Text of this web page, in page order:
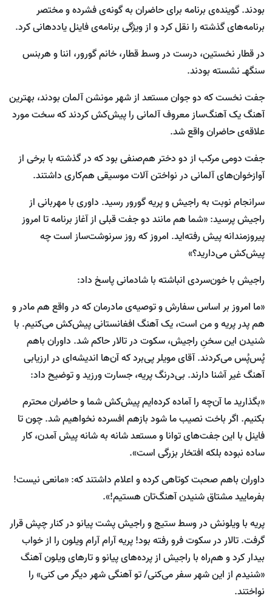
بودند. گوینده‌ی برنامه برای حاضران به گونه‌ی فشرده و مختصر
برنامه‌های گذشته را نقل کرد و از ویژگی برنامه‌ی فاینل یاددهانی کرد.
در قطار نخستین، درست در وسط قطار، خانم گورور، اننا و هربنس
سنگهـ نشسته بودند.
جفت نخست که دو جوان مستعد از شهر مونشن آلمان بودند، بهترین
آهنگ یک آهنگ‌ساز معروف آلمانی را پیش‌کش کردند که سخت مورد
علاقه‌ی حاضران واقع شد.
جفت دومی مرکب از دو دختر هم‌صنفی بود که در گذشته با برخی از
آوازخوان‌های آلمانی در نواختن آلات موسیقی هم‌کاری داشتند.
سرانجام نوبت به راجیش و پریه گورور رسید. داوری با مهربانی از
راجیش پرسید: «شما هم مانند دو جفت قبلی از آغاز برنامه تا امروز
پیروزمندانه پیش‌ رفته‌اید. امروز که روز سرنوشت‌ساز است چه
پیش‌کش می‌دارید؟»
راجیش با خون‌سردی انباشته با شادمانی پاسخ داد:
«ما امروز بر اساس سفارش و توصیه‌ی مادرمان که در واقع هم مادر و
هم پدر پریه و من است، یک آهنگ افغانستانی پیش‌کش می‌کنیم. با
شنیدن این سخنِ راجیش، سکوت در تالار حاکم شد. داوران باهم
پُس‌پُس می‌کردند. آقای مویلر پی‌برد که آن‌ها اندیشه‌ای‌ در ارزیابی
آهنگ غیر آشنا دارند. بی‌درنگ پریه، جسارت ورزید و توضیح داد:
«بگذارید ما آن‌چه را آماده کرده‌ایم پیش‌کش شما و حاضران محترم
بکنیم. اگر باخت نصیب ما شود بازهم افسرده نخواهیم شد. چون تا
فاینل با این جفت‌های توانا و مستعد شانه به شانه پیش آمدن، کار
ساده نبوده بلکه افتخار بزرگی است».
داوران باهم صحبت کوتاهی کرده و اعلام داشتند که: «مانعی نیست!
بفرمایید مشتاق شنیدن آهنگ‌تان هستیم!».
پریه با ویلونش در وسط ستیج و راجیش پشت پیانو در کنار چپش قرار
گرفت. تالار در سکوت فرو رفته بود! پریه آرام آرام ویلون را از خواب
بیدار کرد و هم‌راه با راجیش از پرده‌های پیانو و تارهای ویلون آهنگ
«شنیدم از این شهر سفر می‌کنی/ تو آهنگی شهر دیگر می کنی» را
نواختند.